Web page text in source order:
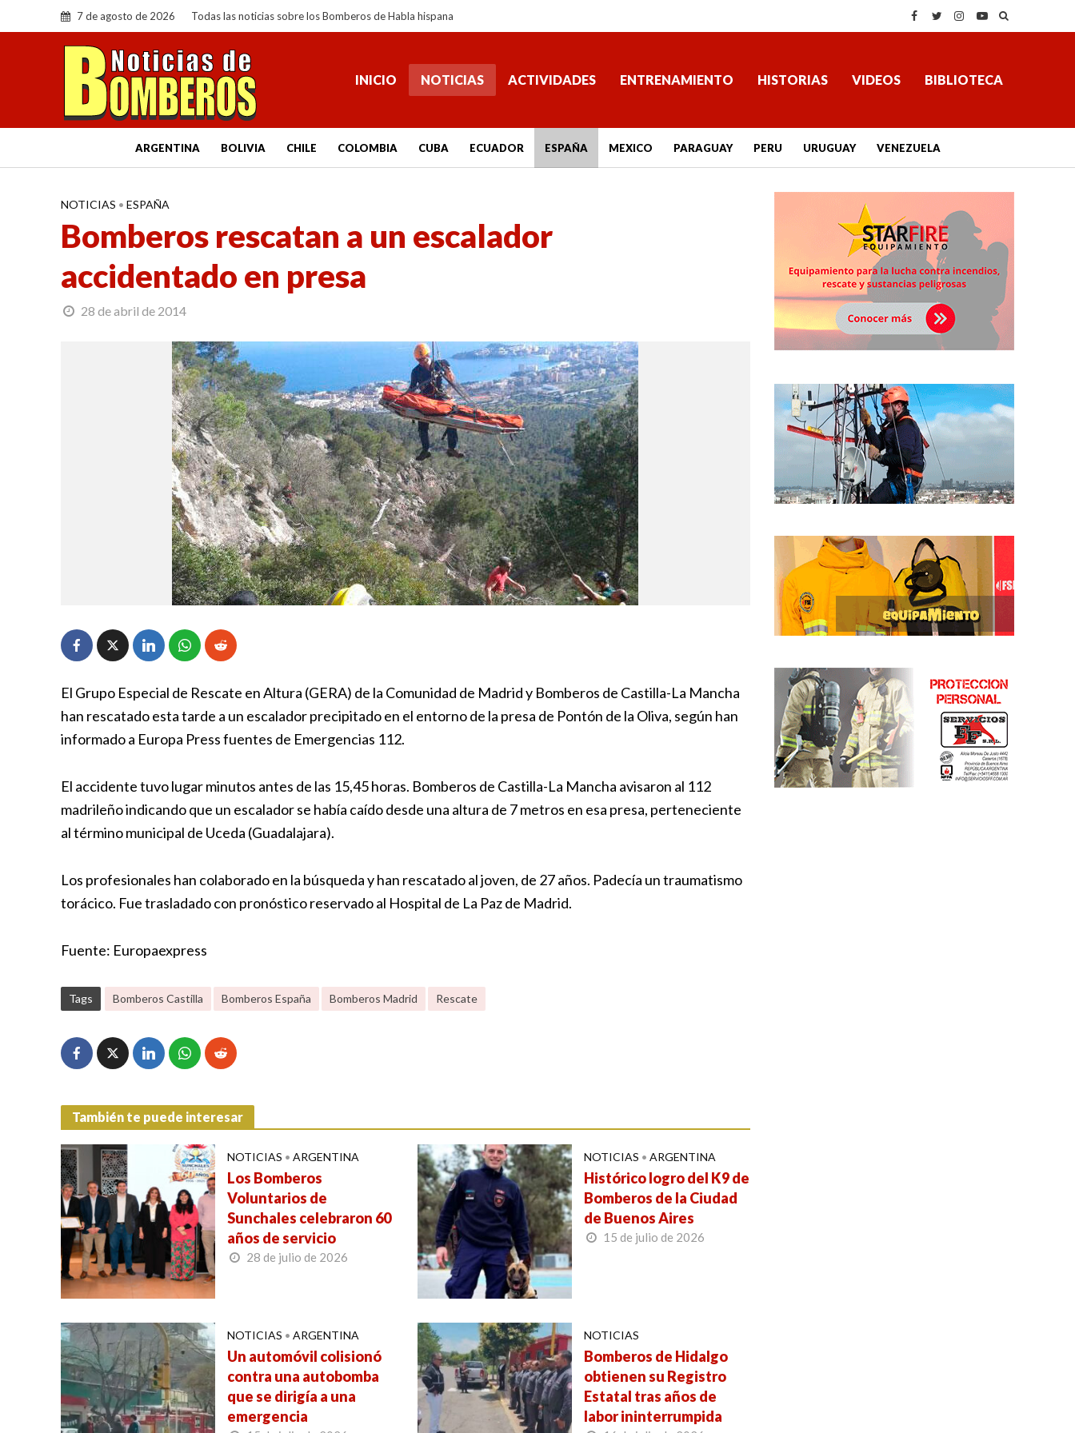
7 de agosto de 2026 Todas las noticias sobre los Bomberos de Habla hispana
INICIO NOTICIAS ACTIVIDADES ENTRENAMIENTO HISTORIAS VIDEOS BIBLIOTECA
ARGENTINA BOLIVIA CHILE COLOMBIA CUBA ECUADOR ESPAÑA MEXICO PARAGUAY PERU URUGUAY VENEZUELA
NOTICIAS • ESPAÑA
Bomberos rescatan a un escalador
accidentado en presa
28 de abril de 2014
El Grupo Especial de Rescate en Altura (GERA) de la Comunidad de Madrid y Bomberos de Castilla-La Mancha
han rescatado esta tarde a un escalador precipitado en el entorno de la presa de Pontón de la Oliva, según han
informado a Europa Press fuentes de Emergencias 112.
El accidente tuvo lugar minutos antes de las 15,45 horas. Bomberos de Castilla-La Mancha avisaron al 112
madrileño indicando que un escalador se había caído desde una altura de 7 metros en esa presa, perteneciente
al término municipal de Uceda (Guadalajara).
Los profesionales han colaborado en la búsqueda y han rescatado al joven, de 27 años. Padecía un traumatismo
torácico. Fue trasladado con pronóstico reservado al Hospital de La Paz de Madrid.
Fuente: Europaexpress
Tags Bomberos Castilla Bomberos España Bomberos Madrid Rescate
También te puede interesar
NOTICIAS • ARGENTINA
Los Bomberos
Voluntarios de
Sunchales celebraron 60
años de servicio
28 de julio de 2026
NOTICIAS • ARGENTINA
Histórico logro del K9 de
Bomberos de la Ciudad
de Buenos Aires
15 de julio de 2026
NOTICIAS • ARGENTINA
Un automóvil colisionó
contra una autobomba
que se dirigía a una
emergencia
NOTICIAS
Bomberos de Hidalgo
obtienen su Registro
Estatal tras años de
labor ininterrumpida